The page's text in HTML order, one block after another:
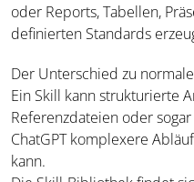
oder Reports, Tabellen,
definierten Standards
Der Unterschied zu
Ein Skill kann strukturierte
Referenzdateien oder
ChatGPT komplexere
kann.